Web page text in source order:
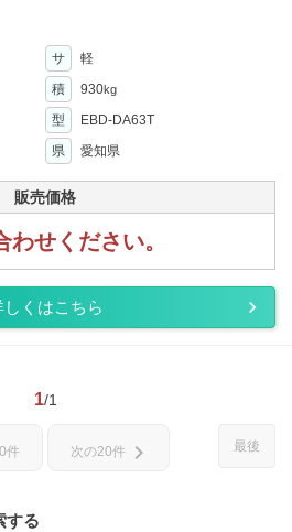
サ
軽
積 930kg
型
EBD-DA63T
県 愛知県
販売価格
わせください。
しくはこちら
1/1
最後
件 次の20件 chevron_right
する